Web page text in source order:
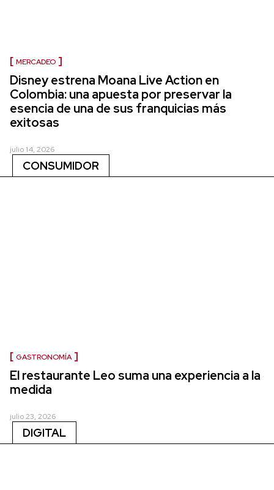
MERCADEO
Disney estrena Moana Live Action en
Colombia: una apuesta por preservar la
esencia de una de sus franquicias más
exitosas
julio 14, 2026
CONSUMIDOR
GASTRONOMÍA
El restaurante Leo suma una experiencia a la
medida
julio 23, 2026
DIGITAL